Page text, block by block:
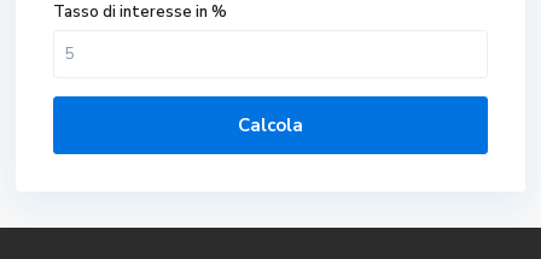
Tasso di interesse in %
Calcola